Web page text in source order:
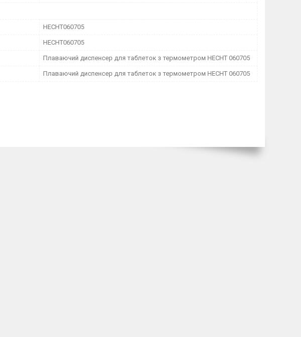
HECHT060705
HECHT060705
Плаваючий диспенсер для таблеток з термометром HECHT 060705
Плаваючий диспенсер для таблеток з термометром HECHT 060705